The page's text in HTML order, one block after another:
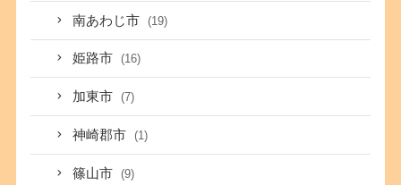
南あわじ市 (19)
姫路市 (16)
加東市 (7)
神崎郡市 (1)
篠山市 (9)